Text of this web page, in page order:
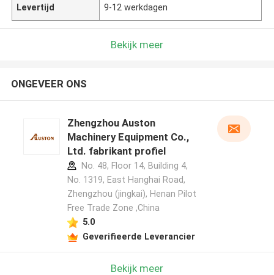
Laat een bericht achter
We bellen je snel terug!
Levertijd 9-12 werkdagen
Bekijk meer
ONGEVEER ONS
Zhengzhou Auston
Machinery Equipment Co.,
Ltd. fabrikant profiel
No. 48, Floor 14, Building 4,
No. 1319, East Hanghai Road,
Zhengzhou (jingkai), Henan Pilot
Free Trade Zone ,China
5.0
Geverifieerde Leverancier
Bekijk meer